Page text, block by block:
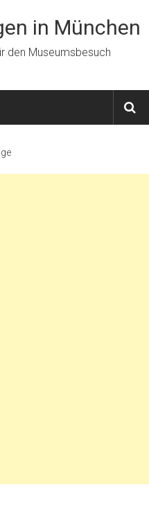
in München
den Museumsbesuch